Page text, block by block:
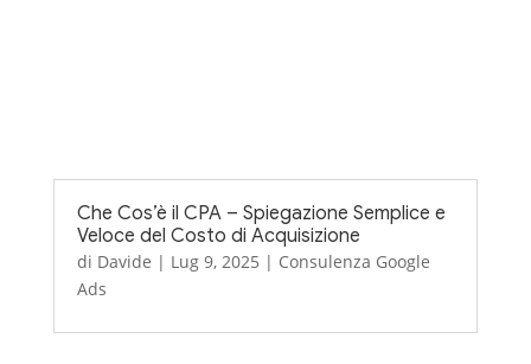
Che Cos’è il CPA – Spiegazione Semplice e
Veloce del Costo di Acquisizione
di Davide | Lug 9, 2025 | Consulenza Google
Ads